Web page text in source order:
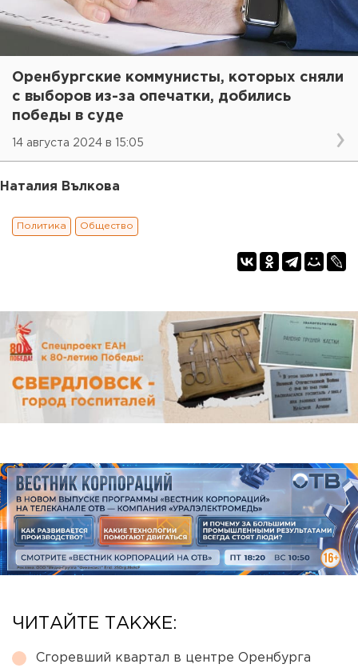
Оренбургские коммунисты, которых сняли
с выборов из-за опечатки, добились
победы в суде
14 августа 2024 в 15:05
Наталия Вълкова
Политика Общество
ЧИТАЙТЕ ТАКЖЕ:
Сгоревший квартал в центре Оренбурга